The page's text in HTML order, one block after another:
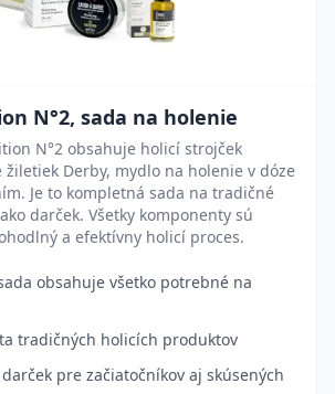
N°2, sada na holenie
N°2 obsahuje holicí strojček
Derby, mydlo na holenie v dóze
Je to kompletná sada na tradičné
darček. Všetky komponenty sú
a efektívny holicí proces.
obsahuje všetko potrebné na
tradičných holicích produktov
pre začiatočníkov aj skúsených